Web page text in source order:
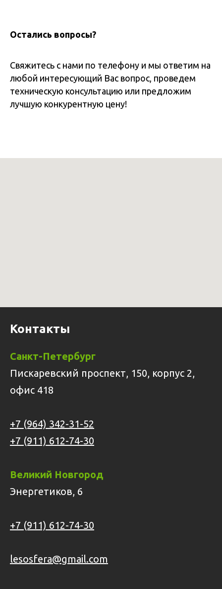
Остались вопросы?
Свяжитесь с нами по телефону и мы ответим на
любой интересующий Вас вопрос, проведем
техническую консультацию или предложим
лучшую конкурентную цену!
Контакты
Санкт-Петербург
Пискаревский проспект, 150, корпус 2,
офис 418
+7 (964) 342-31-52
+7 (911) 612-74-30
Великий Новгород
Энергетиков, 6
+7 (911) 612-74-30
lesosfera@gmail.com